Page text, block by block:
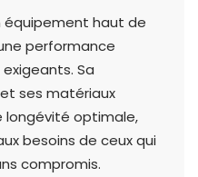
équipement haut de
performance
Sa
ses matériaux
longévité optimale,
besoins de ceux qui
compromis.